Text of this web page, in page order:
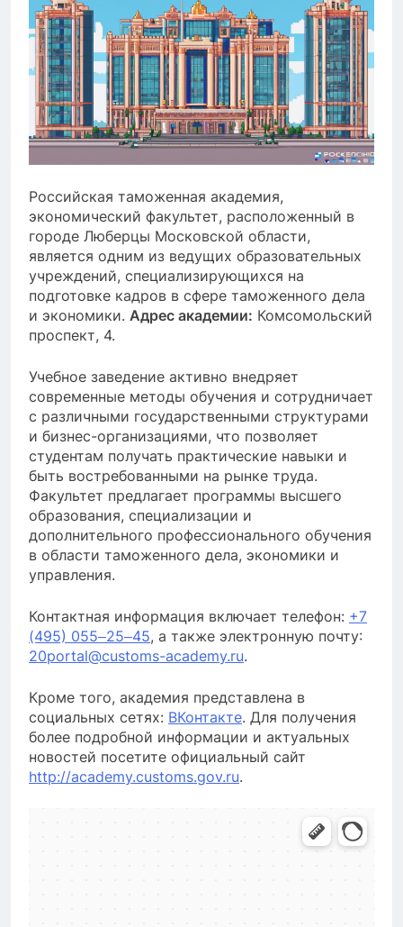
Российская таможенная академия,
экономический факультет, расположенный в
городе Люберцы Московской области,
является одним из ведущих образовательных
учреждений, специализирующихся на
подготовке кадров в сфере таможенного дела
и экономики. Адрес академии: Комсомольский
проспект, 4.
Учебное заведение активно внедряет
современные методы обучения и сотрудничает
с различными государственными структурами
и бизнес-организациями, что позволяет
студентам получать практические навыки и
быть востребованными на рынке труда.
Факультет предлагает программы высшего
образования, специализации и
дополнительного профессионального обучения
в области таможенного дела, экономики и
управления.
Контактная информация включает телефон: +7
(495) 055‒25‒45, а также электронную почту:
20portal@customs-academy.ru.
Кроме того, академия представлена в
социальных сетях: ВКонтакте. Для получения
более подробной информации и актуальных
новостей посетите официальный сайт
http://academy.customs.gov.ru.